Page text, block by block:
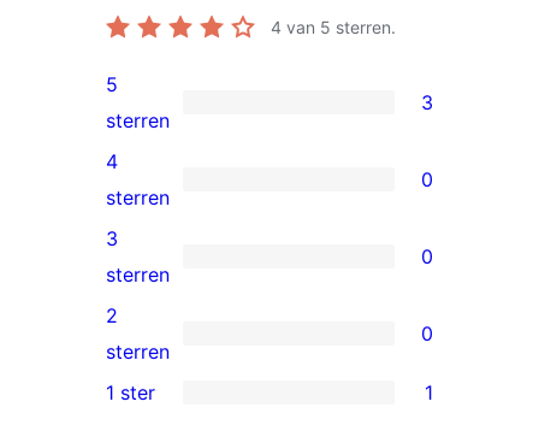
4 van 5 sterren.
3
5
sterren
beoordelingen
5
sterren
3
0
4
sterren
beoordelingen
4
sterren
0
0
3
sterren
beoordelingen
3
sterren
0
0
2
2
sterren
0
1 ster 1